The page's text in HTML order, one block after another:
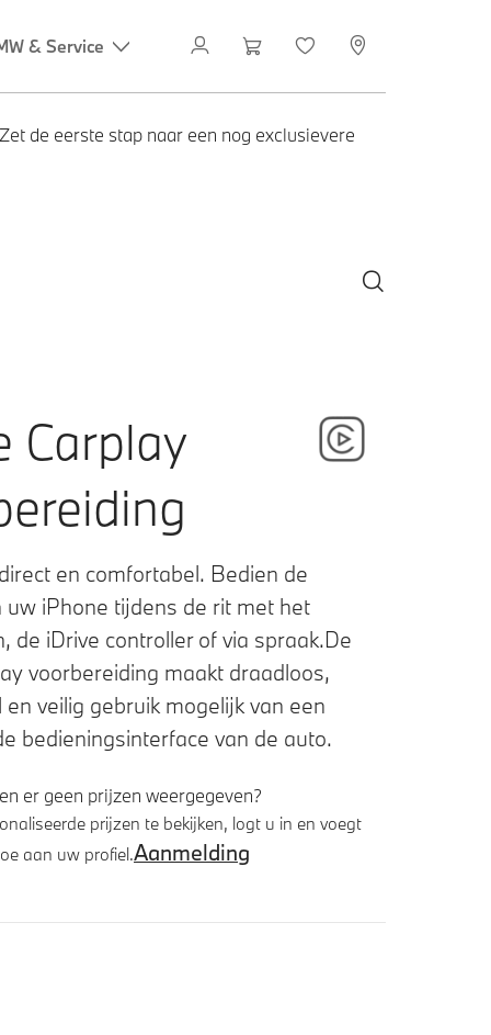
de eerste stap naar een nog exclusievere
Carplay
en comfortabel. Bedien de
uw iPhone tijdens de rit met het
de iDrive controller of via spraak.De
voorbereiding maakt draadloos,
veilig gebruik mogelijk van een
bedieningsinterface van de auto.
er geen prijzen weergegeven?
prijzen te bekijken, logt u in en voegt
aan uw profiel.Aanmelding